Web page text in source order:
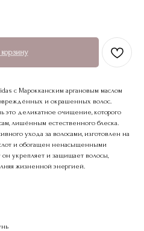
с Марокканским аргановым маслом
и окрашенных волос.
деликатное очищение, которого
лишённым естественного блеска.
ухода за волосами, изготовлен на
и обогащен ненасыщенными
укрепляет и защищает волосы,
жизненной энергией.